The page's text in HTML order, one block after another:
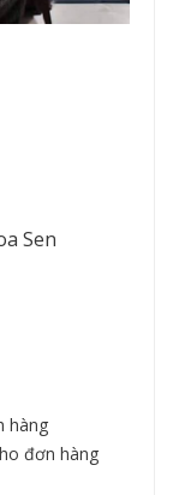
Sen
hàng
đơn hàng